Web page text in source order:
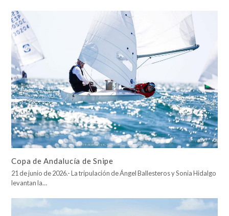
Copa de Andalucía de Snipe
21 de junio de 2026.- La tripulación de Ángel Ballesteros y Sonia Hidalgo
levantan la…